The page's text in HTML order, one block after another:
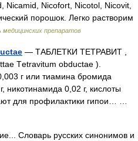
Nicamid, Nicofort, Nicotol, Nicovit,
порошок. Легко растворим
медицинских препаратов
— ТАБЛЕТКИ ТЕТРАВИТ ,
Тetrаvitum obductае ).
г или тиамина бромида
никотинамида 0,02 г, кислоты
для профилактики гипои… …
Словарь русских синонимов и